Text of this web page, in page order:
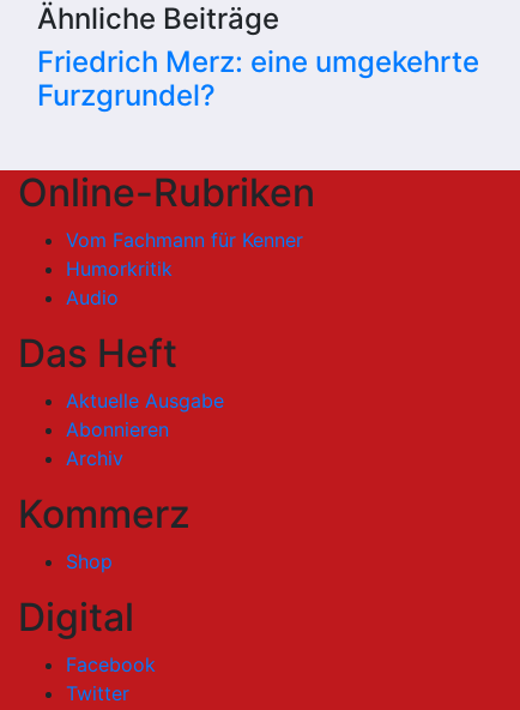
Ähnliche Beiträge
Friedrich Merz: eine umgekehrte
Furzgrundel?
Online-Rubriken
Vom Fachmann für Kenner
Humorkritik
Audio
Das Heft
Aktuelle Ausgabe
Abonnieren
Archiv
Kommerz
Shop
Digital
Facebook
Twitter